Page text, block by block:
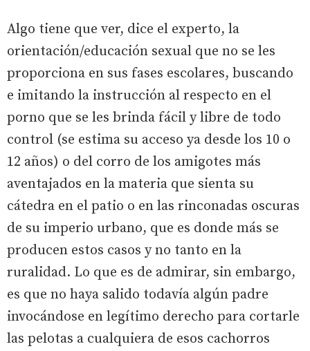
Algo tiene que ver, dice el experto, la
orientación/educación sexual que no se les
proporciona en sus fases escolares, buscando
e imitando la instrucción al respecto en el
porno que se les brinda fácil y libre de todo
control (se estima su acceso ya desde los 10 o
12 años) o del corro de los amigotes más
aventajados en la materia que sienta su
cátedra en el patio o en las rinconadas oscuras
de su imperio urbano, que es donde más se
producen estos casos y no tanto en la
ruralidad. Lo que es de admirar, sin embargo,
es que no haya salido todavía algún padre
invocándose en legítimo derecho para cortarle
las pelotas a cualquiera de esos cachorros